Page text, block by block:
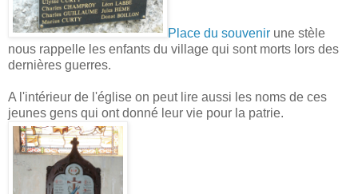
Place du souvenir une stèle
nous rappelle les enfants du village qui sont morts lors des
dernières guerres.
A l'intérieur de l'église on peut lire aussi les noms de ces
jeunes gens qui ont donné leur vie pour la patrie.